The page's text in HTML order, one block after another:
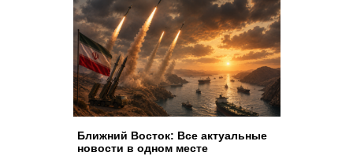
Ближний Восток: Все актуальные
новости в одном месте